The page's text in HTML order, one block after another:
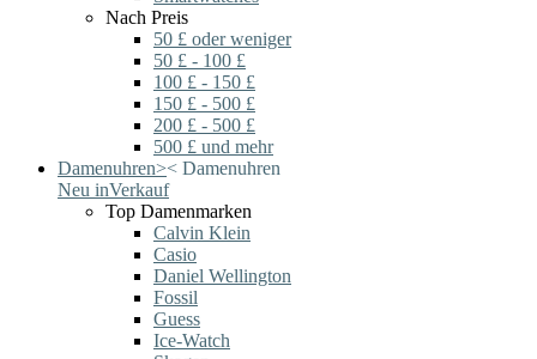
Nach Preis
50 £ oder weniger
50 £ - 100 £
100 £ - 150 £
150 £ - 500 £
200 £ - 500 £
500 £ und mehr
Damenuhren>< Damenuhren
Neu inVerkauf
Top Damenmarken
Calvin Klein
Casio
Daniel Wellington
Fossil
Guess
Ice-Watch